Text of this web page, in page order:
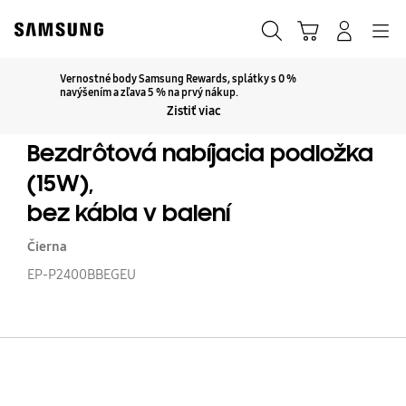
content
Vernostné body Samsung Rewards, splátky s 0 %
navýšením a zľava 5 % na prvý nákup.
Zistiť viac
Bezdrôtová nabíjacia podložka
(15W),
bez kábla v balení
Čierna
EP-P2400BBEGEU